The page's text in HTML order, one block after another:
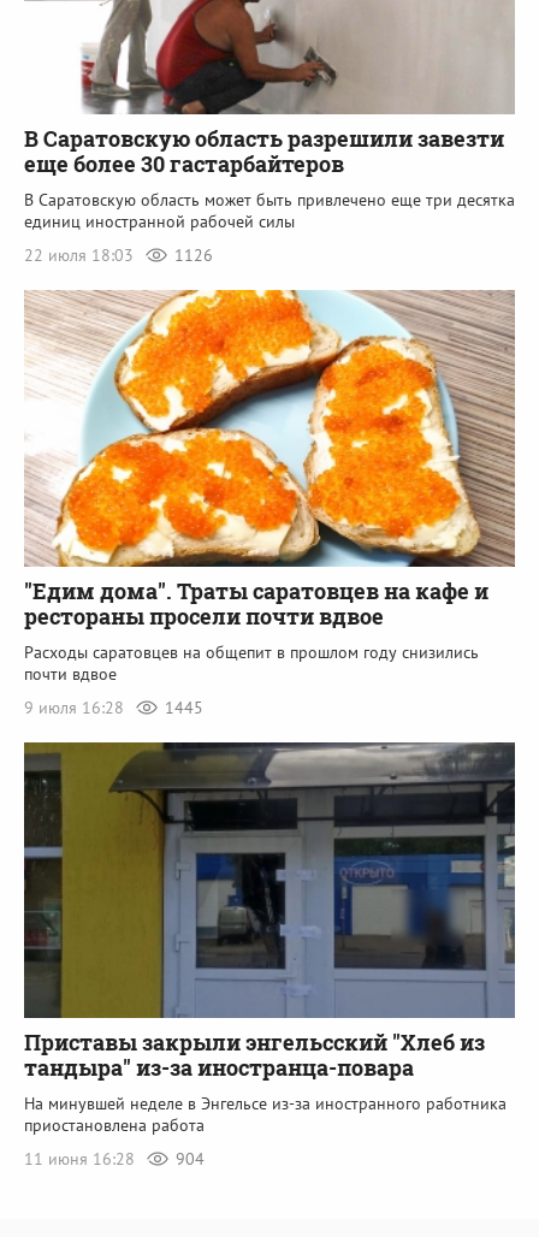
В Саратовскую область разрешили завезти
еще более 30 гастарбайтеров
В Саратовскую область может быть привлечено еще три десятка
единиц иностранной рабочей силы
22 июля 18:03
1126
"Едим дома". Траты саратовцев на кафе и
рестораны просели почти вдвое
Расходы саратовцев на общепит в прошлом году снизились
почти вдвое
9 июля 16:28
1445
Приставы закрыли энгельсский "Хлеб из
тандыра" из-за иностранца-повара
На минувшей неделе в Энгельсе из-за иностранного работника
приостановлена работа
11 июня 16:28
904